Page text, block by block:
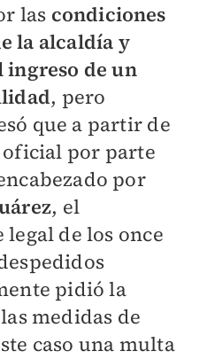
las condiciones
la alcaldía y
ingreso de un
, pero
que a partir de
oficial por parte
por
, el
de los once
pidió la
medidas de
caso una multa